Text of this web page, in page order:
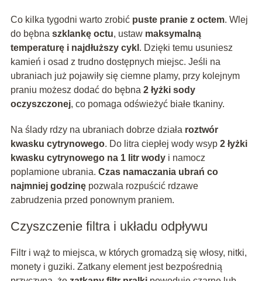
Co kilka tygodni warto zrobić puste pranie z octem. Wlej
do bębna szklankę octu, ustaw maksymalną
temperaturę i najdłuższy cykl . Dzięki temu usuniesz
kamień i osad z trudno dostępnych miejsc. Jeśli na
ubraniach już pojawiły się ciemne plamy, przy kolejnym
praniu możesz dodać do bębna 2 łyżki sody
oczyszczonej, co pomaga odświeżyć białe tkaniny.
Na ślady rdzy na ubraniach dobrze działa roztwór
kwasku cytrynowego. Do litra ciepłej wody wsyp 2 łyżki
kwasku cytrynowego na 1 litr wodyi namocz
poplamione ubrania. Czas namaczania ubrań co
najmniej godzinępozwala rozpuścić rdzawe
zabrudzenia przed ponownym praniem.
Czyszczenie filtra i układu odpływu
Filtr i wąż to miejsca, w których gromadzą się włosy, nitki,
monety i guziki. Zatkany element jest bezpośrednią